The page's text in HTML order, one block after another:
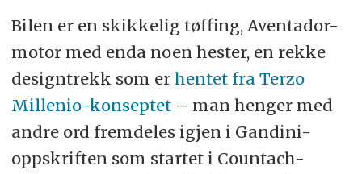
Bilen er en skikkelig tøffing, Aventador-
motor med enda noen hester, en rekke
designtrekk som erhentet fra Terzo
Millenio-konseptet– man henger med
andre ord fremdeles igjen i Gandini-
oppskriften som startet i Countach-